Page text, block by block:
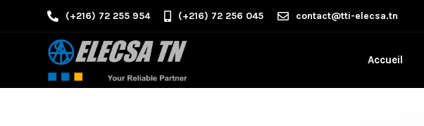
(+216) 72 255 954 (+216) 72 256 045 contact@tti-elecsa.tn
Accueil